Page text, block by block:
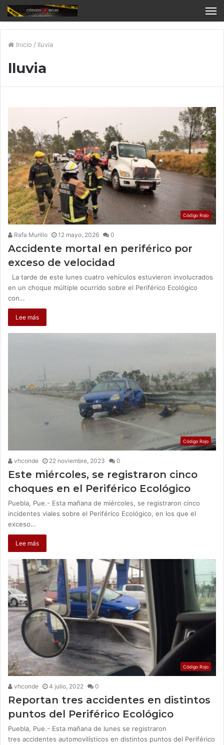
Inicio / lluvia
lluvia
Código Rojo
Rafa Murillo 12 mayo, 2026 0
Accidente mortal en periférico por
exceso de velocidad
La tarde de este lunes cuatro vehículos estuvieron involucrados
en un choque múltiple ocurrido sobre el Periférico Ecológico
con…
Lee más
Código Rojo
vhconde 22 noviembre, 2023 0
Este miércoles, se registraron cinco
choques en el Periférico Ecológico
Puebla, Pue.- Esta mañana de miércoles, se registraron cinco
incidentes viales sobre el Periférico Ecológico, en los que el
exceso…
Lee más
Código Rojo
vhconde 4 julio, 2022 0
Reportan tres accidentes en distintos
puntos del Periférico Ecológico
Puebla, Pue.- Esta mañana de lunes se registraron
tres accidentes automovilísticos en distintos puntos del Periférico